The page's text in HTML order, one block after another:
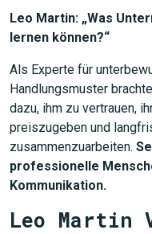
Leo Martin: „Was
lernen können?“
Als Experte für
Handlungsmuster
dazu, ihm zu vertrauen,
preiszugeben und
zusammenzuarbeiten.
professionelle
Kommunikation.
Leo Martin